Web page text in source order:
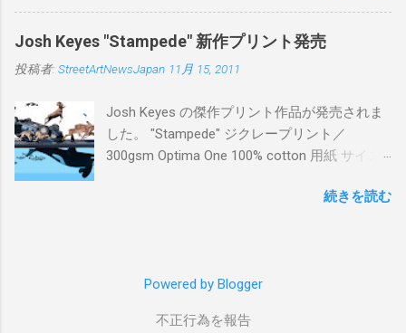
25）$125 購入は８月２６日に こちら から
Josh Keyes "Stampede" 新作プリント発売
投稿者: StreetArtNewsJapan 11月 15, 2011
Josh Keyes の傑作プリント作品が発売されま
した。 "Stampede" ジクレープリント／
300gsm Optima One 100% cotton 用紙 サイズ:
ィション：350 価格: $350 + 送料 購入は こち
続きを読む
Powered by Blogger
不正行為を報告